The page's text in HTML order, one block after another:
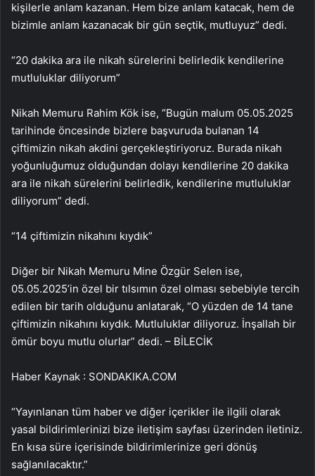
kişilerle anlam kazanan. Hem bize anlam katacak, hem de
bizimle anlam kazanacak bir gün seçtik, mutluyuz” dedi.
“20 dakika ara ile nikah sürelerini belirledik kendilerine
mutluluklar diliyorum”
Nikah Memuru Rahim Kök ise, “Bugün malum 05.05.2025
tarihinde öncesinde bizlere başvuruda bulanan 14
çiftimizin nikah akdini gerçekleştiriyoruz. Burada nikah
yoğunluğumuz olduğundan dolayı kendilerine 20 dakika
ara ile nikah sürelerini belirledik, kendilerine mutluluklar
diliyorum” dedi.
“14 çiftimizin nikahını kıydık”
Diğer bir Nikah Memuru Mine Özgür Selen ise,
05.05.2025’in özel bir tılsımın özel olması sebebiyle tercih
edilen bir tarih olduğunu anlatarak, “O yüzden de 14 tane
çiftimizin nikahını kıydık. Mutluluklar diliyoruz. İnşallah bir
ömür boyu mutlu olurlar” dedi. – BİLECİK
Haber Kaynak : SONDAKIKA.COM
“Yayınlanan tüm haber ve diğer içerikler ile ilgili olarak
yasal bildirimlerinizi bize iletişim sayfası üzerinden iletiniz.
En kısa süre içerisinde bildirimlerinize geri dönüş
sağlanılacaktır.”